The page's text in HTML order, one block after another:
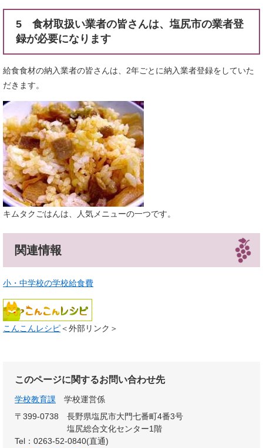
5 食材取扱い業者の皆さんは、塩尻市の業者登
録が必要になります
給食食材の納入業者の皆さんは、2年ごとに納入業者登録をしていた
だきます。
キムタクごはんは、人気メニューの一つです。
関連情報
小・中学校の学校給食費
こんこんレシピ＜外部リンク＞
このページに関するお問い合わせ先
学校教育課
学校運営係
〒399-0738
長野県塩尻市大門七番町4番3号
塩尻総合文化センター1階
Tel：0263-52-0840(直通)